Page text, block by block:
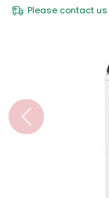
Please contact us